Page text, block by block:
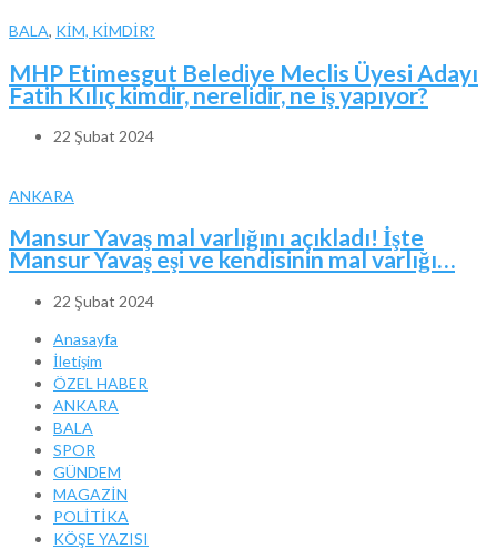
BALA, KİM, KİMDİR?
MHP Etimesgut Belediye Meclis Üyesi Adayı
Fatih Kılıç kimdir, nerelidir, ne iş yapıyor?
22 Şubat 2024
ANKARA
Mansur Yavaş mal varlığını açıkladı! İşte
Mansur Yavaş eşi ve kendisinin mal varlığı…
22 Şubat 2024
Anasayfa
İletişim
ÖZEL HABER
ANKARA
BALA
SPOR
GÜNDEM
MAGAZİN
POLİTİKA
KÖŞE YAZISI